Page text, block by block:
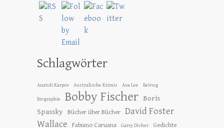
Schlagwörter
Anatoli Karpov Australische Krimis Ava Lee Betrug
Biographie Bobby Fischer Boris
Spassky Bücher über Bücher David Foster
Wallace
Fabiano Caruana Garry Disher
Gedichte